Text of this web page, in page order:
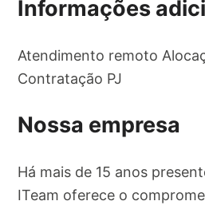
Informações
Atendimento remoto
Contratação PJ
Nossa empresa
Há mais de 15 anos
ITeam oferece o